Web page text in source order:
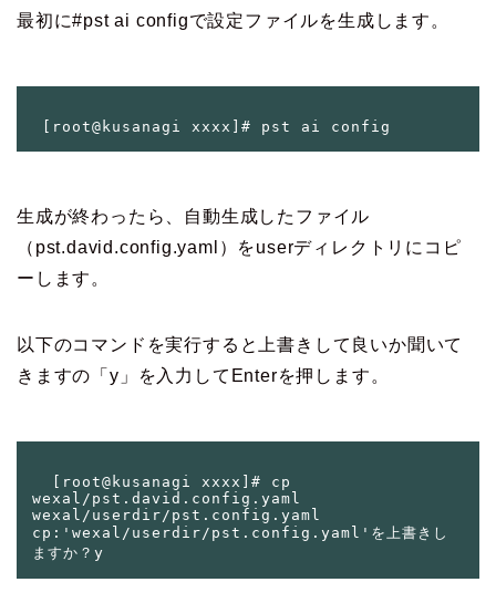
最初に#pst ai configで設定ファイルを生成します。
生成が終わったら、自動生成したファイル
（ pst.david.config.yaml ）をuserディレクトリにコピ
ーします。
以下のコマンドを実行すると上書きして良いか聞いて
きますの「y」を入力してEnterを押します。
  [root@kusanagi xxxx]# cp
wexal/pst.david.config.yaml
wexal/userdir/pst.config.yaml
cp:'wexal/userdir/pst.config.yaml'を上書きし